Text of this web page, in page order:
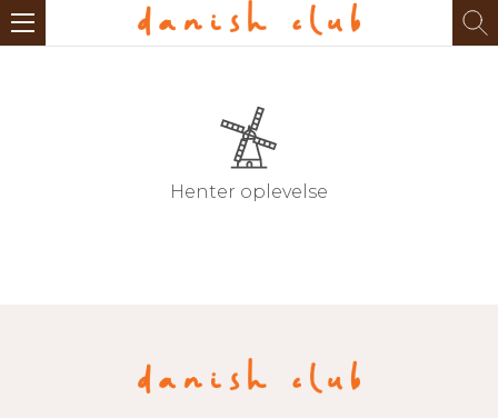
Henter oplevelse